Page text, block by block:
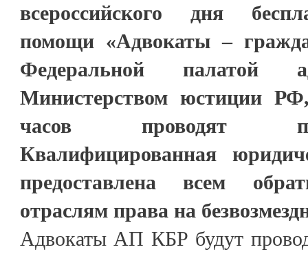
всероссийского дня
помощи «Адвокаты –
Федеральной
Министерством юстиции
часов проводят
Квалифицированная
предоставлена всем
отраслям права на
Адвокаты АП КБР будут